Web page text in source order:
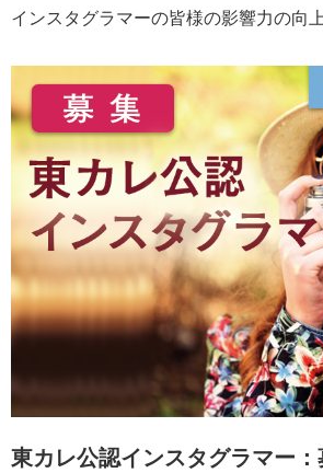
インスタグラマーの皆様の影響力の向
東カレ公認インスタグラマー